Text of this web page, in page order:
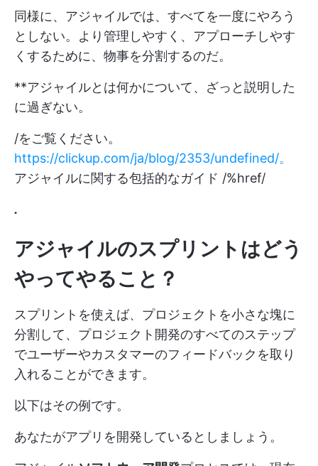
同様に、アジャイルでは、すべてを一度にやろう
としない。より管理しやすく、アプローチしやす
くするために、物事を分割するのだ。
**アジャイルとは何かについて、ざっと説明した
に過ぎない。
/をご覧ください。
https://clickup.com/ja/blog/2353/undefined/。
アジャイルに関する包括的なガイド /%href/
.
アジャイルのスプリントはどう
やってやること？
スプリントを使えば、プロジェクトを小さな塊に
分割して、プロジェクト開発のすべてのステップ
でユーザーやカスタマーのフィードバックを取り
入れることができます。
以下はその例です。
あなたがアプリを開発しているとしましょう。